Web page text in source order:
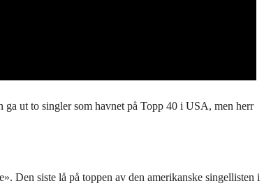
ut to singler som havnet på Topp 40 i USA, men herr
Den siste lå på toppen av den amerikanske singellisten i